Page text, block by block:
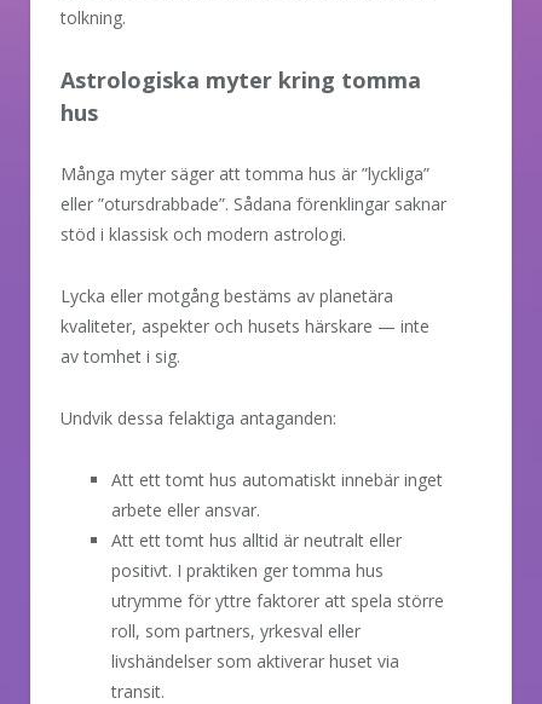
tolkning.
Astrologiska myter kring tomma
hus
Många myter säger att tomma hus är ”lyckliga”
eller ”otursdrabbade”. Sådana förenklingar saknar
stöd i klassisk och modern astrologi.
Lycka eller motgång bestäms av planetära
kvaliteter, aspekter och husets härskare — inte
av tomhet i sig.
Undvik dessa felaktiga antaganden:
Att ett tomt hus automatiskt innebär inget
arbete eller ansvar.
Att ett tomt hus alltid är neutralt eller
positivt. I praktiken ger tomma hus
utrymme för yttre faktorer att spela större
roll, som partners, yrkesval eller
livshändelser som aktiverar huset via
transit.